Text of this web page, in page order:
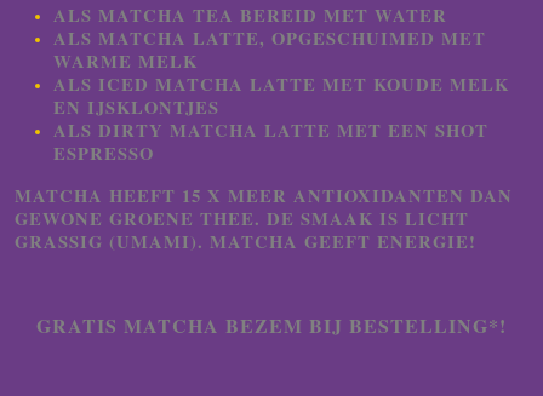
ALS MATCHA TEA BEREID MET WATER
ALS MATCHA LATTE, OPGESCHUIMED MET
WARME MELK
ALS ICED MATCHA LATTE MET KOUDE MELK
EN IJSKLONTJES
ALS DIRTY MATCHA LATTE MET EEN SHOT
ESPRESSO
MATCHA HEEFT 15 X MEER ANTIOXIDANTEN DAN
GEWONE GROENE THEE. DE SMAAK IS LICHT
GRASSIG (UMAMI). MATCHA GEEFT ENERGIE!
GRATIS MATCHA BEZEM BIJ BESTELLING*!